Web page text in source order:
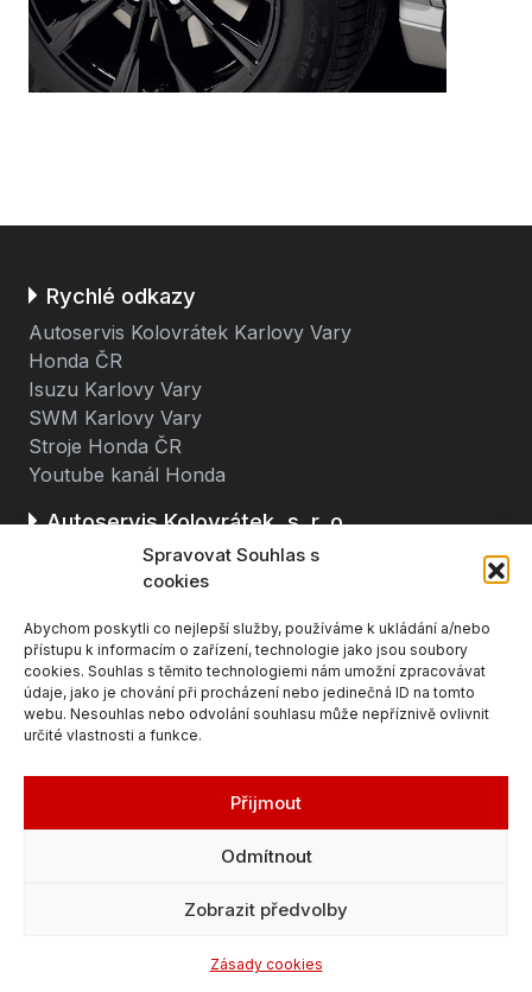
Spravovat Souhlas s
cookies
Abychom poskytli co nejlepší služby, používáme k ukládání a/nebo
přístupu k informacím o zařízení, technologie jako jsou soubory
cookies. Souhlas s těmito technologiemi nám umožní zpracovávat
údaje, jako je chování při procházení nebo jedinečná ID na tomto
webu. Nesouhlas nebo odvolání souhlasu může nepříznivě ovlivnit
určité vlastnosti a funkce.
Přijmout
Odmítnout
Zobrazit předvolby
Zásady cookies
Rychlé odkazy
Autoservis Kolovrátek Karlovy Vary
Honda ČR
Isuzu Karlovy Vary
SWM Karlovy Vary
Stroje Honda ČR
Youtube kanál Honda
Autoservis Kolovrátek, s. r. o.
Stará cesta 116
362 63 Dalovice u Karlových Varů
(u čerpací stanice BENZINA, směr K. Vary - Ostrov)
© 2026 Honda Karlovy Vary, Autocentrum